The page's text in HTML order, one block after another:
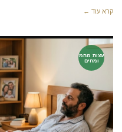
קרא עוד ←
עצות מהמ
ומחים